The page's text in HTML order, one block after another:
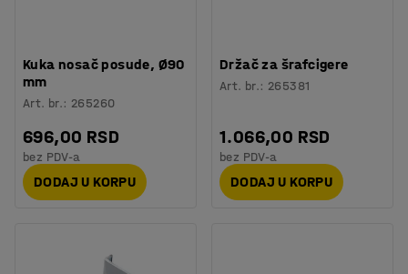
Kuka nosač posude, Ø90
mm
Art. br.: 265260
696,00 RSD
bez PDV-a
DODAJ U KORPU
Držač za šrafcigere
Art. br.: 265381
1.066,00 RSD
bez PDV-a
DODAJ U KORPU